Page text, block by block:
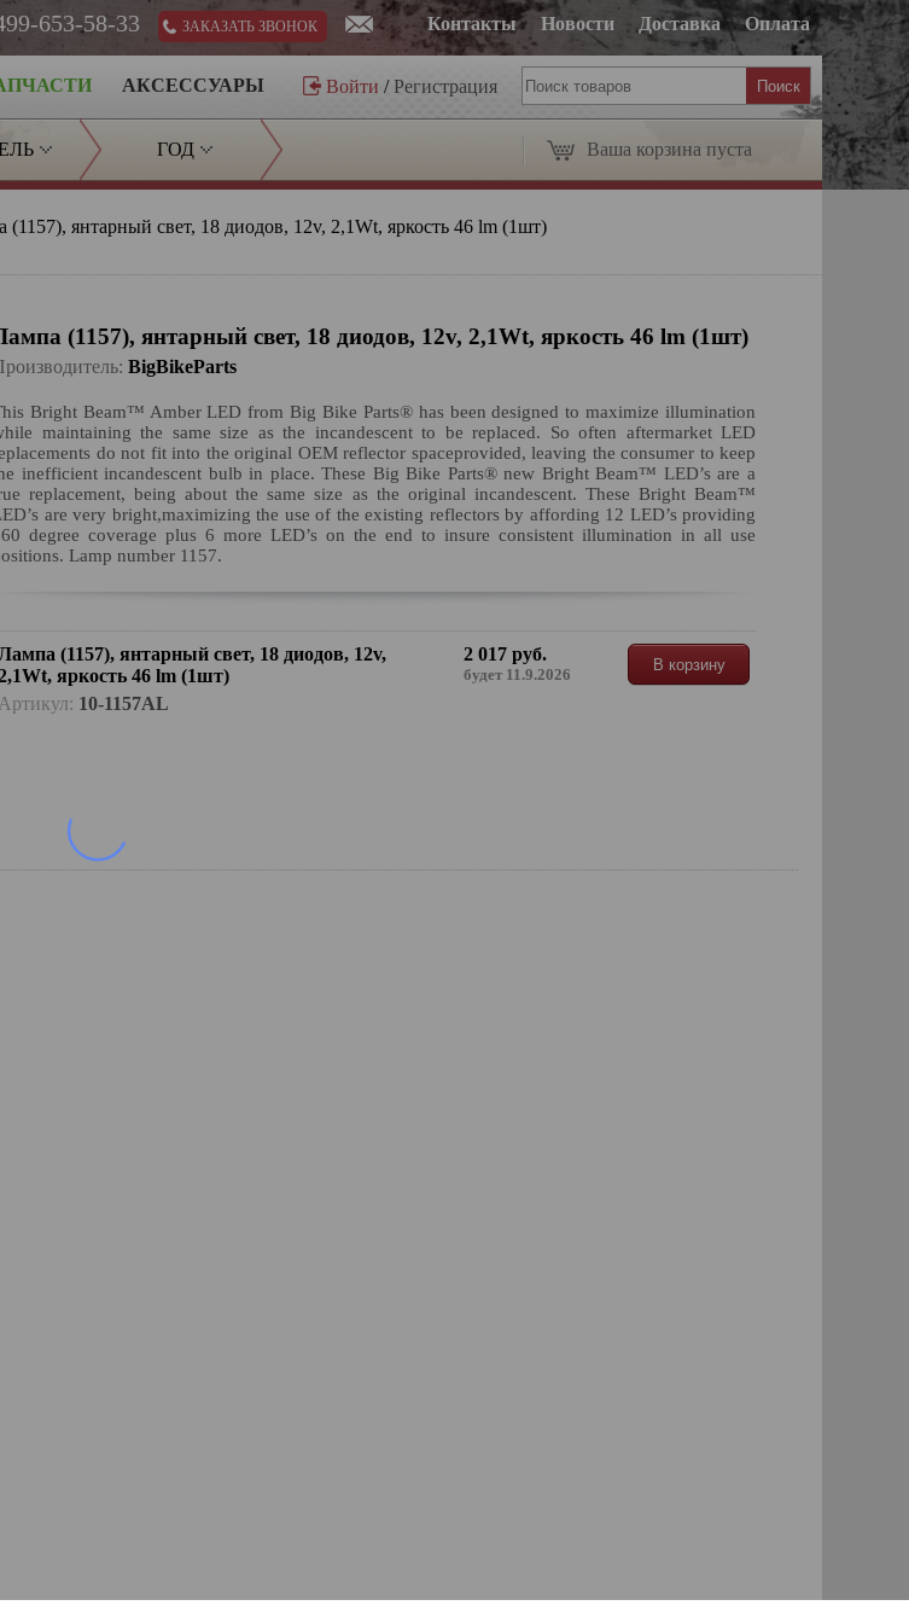
Оплата
Доставка
Новости
Контакты
ЗАКАЗАТЬ ЗВОНОК
653-58-33
Войти /Регистрация
АКСЕССУАРЫ
ГОД Ваша корзина пуста
(1157), янтарный свет, 18 диодов, 12v, 2,1Wt, яркость 46 lm (1шт)
(1157), янтарный свет, 18 диодов, 12v, 2,1Wt, яркость 46 lm (1шт)
BigBikeParts
Bright Beam™ Amber LED from Big Bike Parts® has been designed to maximize illumination
maintaining the same size as the incandescent to be replaced. So often aftermarket LED
do not fit into the original OEM reflector spaceprovided, leaving the consumer to keep
inefficient incandescent bulb in place. These Big Bike Parts® new Bright Beam™ LED’s are a
replacement, being about the same size as the original incandescent. These Bright Beam™
are very bright,maximizing the use of the existing reflectors by affording 12 LED’s providing
degree coverage plus 6 more LED’s on the end to insure consistent illumination in all use
Lamp number 1157.
(1157), янтарный свет, 18 диодов, 12v,
яркость 46 lm (1шт)
2 017 руб.
будет 11.9.2026
В корзину
Артикул: 10-1157AL